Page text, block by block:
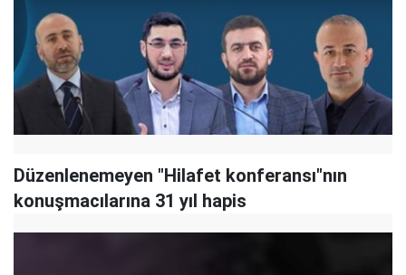
Düzenlenemeyen "Hilafet konferansı"nın
konuşmacılarına 31 yıl hapis